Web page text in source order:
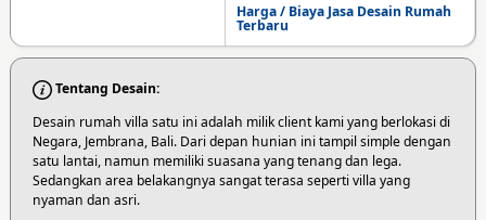
Harga / Biaya Jasa Desain Rumah
Terbaru
Tentang Desain:
Desain rumah villa satu ini adalah milik client kami yang berlokasi di
Negara, Jembrana, Bali. Dari depan hunian ini tampil simple dengan
satu lantai, namun memiliki suasana yang tenang dan lega.
Sedangkan area belakangnya sangat terasa seperti villa yang
nyaman dan asri.